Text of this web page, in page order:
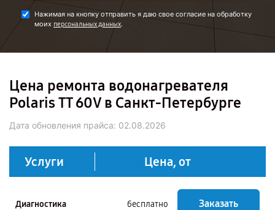
Нажимая на кнопку отправить я даю свое согласие на обработку
моих персональных данных.
Цена ремонта водонагревателя
Polaris TT 60V в Санкт-Петербурге
Дата обновления прайса: 02.08.2026
Услуги Цена, от
Диагностика бесплатно Заказать